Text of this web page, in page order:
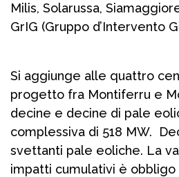
Milis, Solarussa,
GrIG (Gruppo d’Intervento
Si aggiunge alle quattro
progetto fra Montiferru e
decine e decine di pale
complessiva di 518 MW.
svettanti pale eoliche. La
impatti cumulativi è